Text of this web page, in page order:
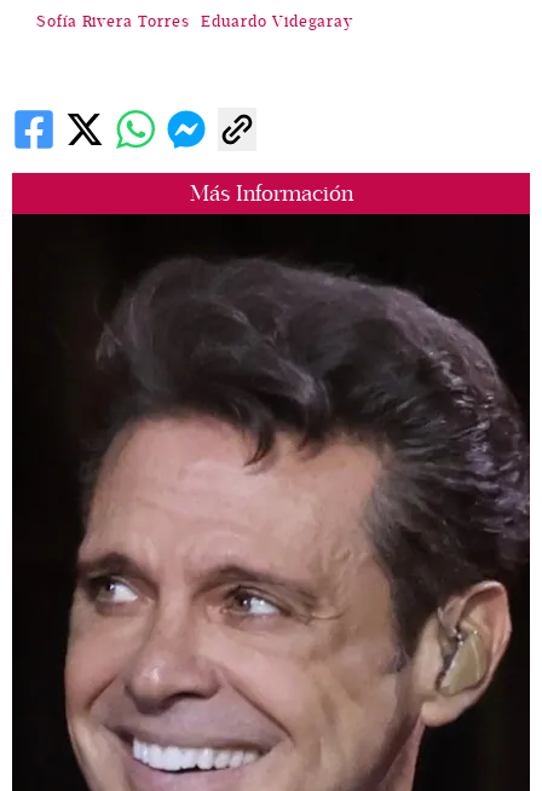
Más Información
Sofía Rivera Torres Eduardo Videgaray